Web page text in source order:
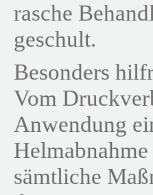
rasche
geschult.
Besonders
Vom
Anwendung
sämtliche